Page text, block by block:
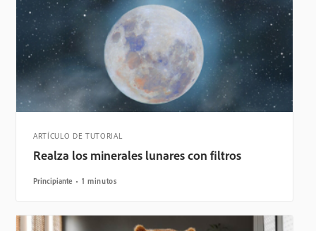
ARTÍCULO DE TUTORIAL
Realza los minerales lunares con filtros
Principiante 1 minutos